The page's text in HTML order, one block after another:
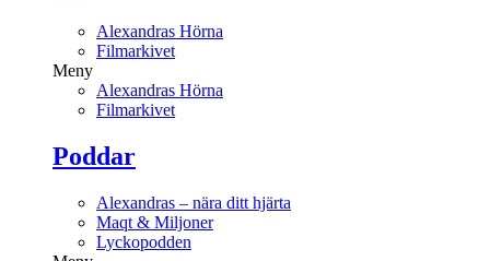
Alexandras Hörna
Filmarkivet
Meny
Alexandras Hörna
Filmarkivet
Poddar
Alexandras – nära ditt hjärta
Maqt & Miljoner
Lyckopodden